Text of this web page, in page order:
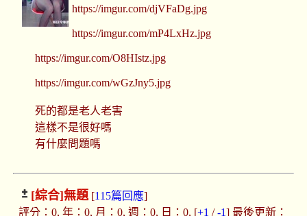
https://imgur.com/djVFaDg.jpg
https://imgur.com/mP4LxHz.jpg
https://imgur.com/O8HIstz.jpg
https://imgur.com/wGzJny5.jpg
死的都是老人老害
這樣不是很好嗎
有什麼問題嗎
[綜合]無題[115篇回應]
評分：0, 年：0, 月：0, 週：0, 日：0, [+1 /-1] 最後更新：